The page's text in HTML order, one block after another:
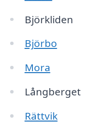
Björkliden
Björbo
Mora
Långberget
Rättvik